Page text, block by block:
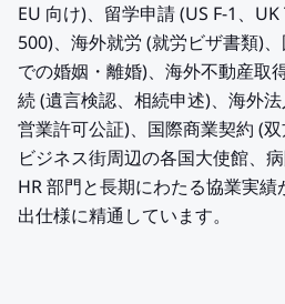
EU 向け)、留学申請 (US F-1、
500)、海外就労 (就労ビザ書類)
での婚姻・離婚)、海外不動産取
続 (遺言検認、相続申述)、海外法
営業許可公証)、国際商業契約 (
ビジネス街周辺の各国大使館、
HR 部門と長期にわたる協業実
出仕様に精通しています。